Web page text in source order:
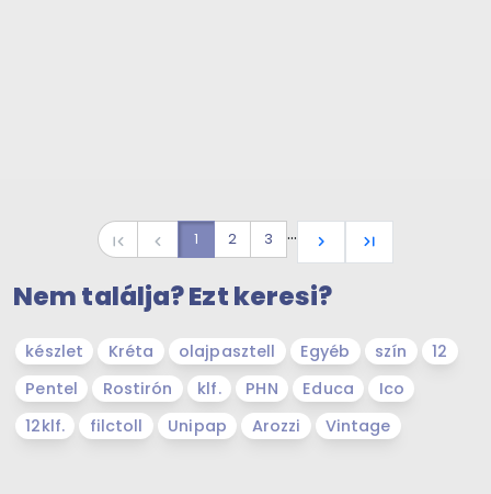
first_page navigate_before 1 2 3 … navigate_next last_page
Nem találja? Ezt keresi?
készlet Kréta olajpasztell Egyéb szín
12
Pentel
Rostirón klf. PHN Educa
Ico
12klf.
filctoll Unipap Arozzi Vintage